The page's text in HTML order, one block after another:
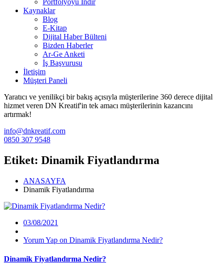
Portfolyoyu İndir
Kaynaklar
Blog
E-Kitap
Dijital Haber Bülteni
Bizden Haberler
Ar-Ge Anketi
İş Başvurusu
İletişim
Müşteri Paneli
Yaratıcı ve yenilikçi bir bakış açısıyla müşterilerine 360 derece dijital
hizmet veren DN Kreatif'in tek amacı müşterilerinin kazancını
artırmak!
info@dnkreatif.com
0850 307 9548
Etiket: Dinamik Fiyatlandırma
ANASAYFA
Dinamik Fiyatlandırma
03/08/2021
Yorum Yap on Dinamik Fiyatlandırma Nedir?
Dinamik Fiyatlandırma Nedir?